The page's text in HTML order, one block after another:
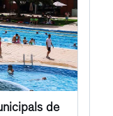
de